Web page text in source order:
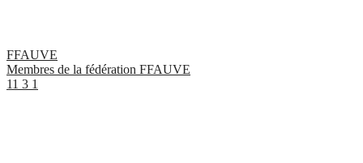
FFAUVE
Membres de la fédération FFAUVE
11 3 1